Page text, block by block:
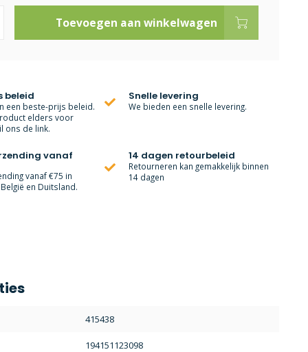
Toevoegen aan winkelwagen
beleid
een beste-prijs beleid.
elders voor
ons de link.
Snelle levering
We bieden een snelle levering.
vanaf
vanaf €75 in
en Duitsland.
14 dagen retourbeleid
Retourneren kan gemakkelijk binnen
14 dagen
415438
194151123098